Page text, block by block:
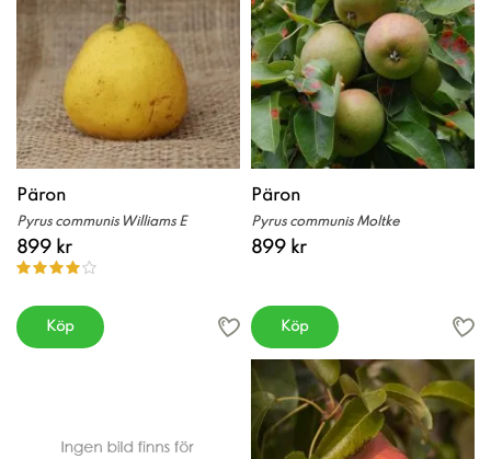
Päron
Pyrus communis Williams E
899 kr
Köp
Päron
Pyrus communis Moltke
899 kr
Köp